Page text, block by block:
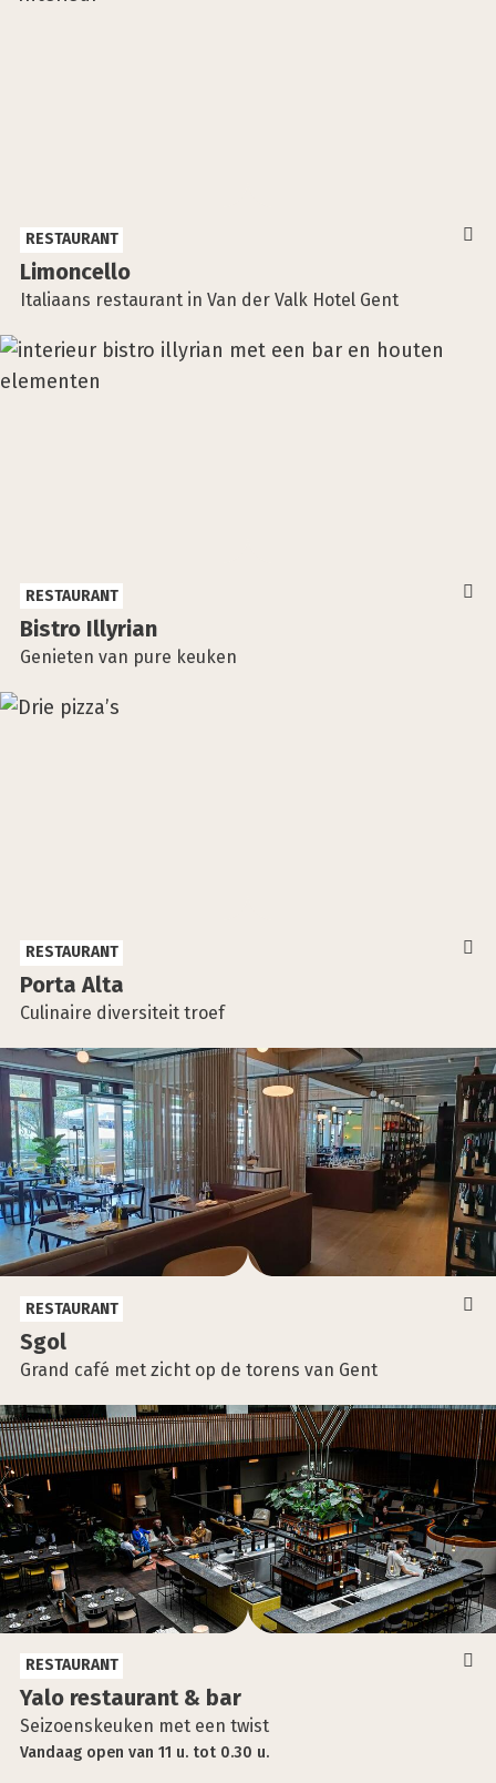
Limon­cel­lo
Italiaans restaurant in Van der Valk Hotel Gent
RESTAURANT
Bistro Illy­ri­an
Genieten van pure keuken
RESTAURANT
Por­ta Alta
Culinaire diversiteit troef
RESTAURANT
Sgol
Grand café met zicht op de torens van Gent
RESTAURANT
Yalo res­tau­rant & bar
Seizoenskeuken met een twist
RESTAURANT
Vandaag open van 11 u. tot 0.30 u.